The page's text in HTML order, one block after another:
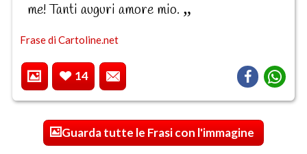
me! Tanti auguri amore mio.
Frase di Cartoline.net
14
Guarda tutte le Frasi con l'immagine